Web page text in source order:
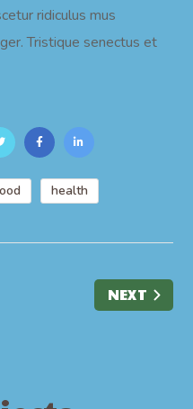
ridiculus mus
Tristique senectus et
health
NEXT